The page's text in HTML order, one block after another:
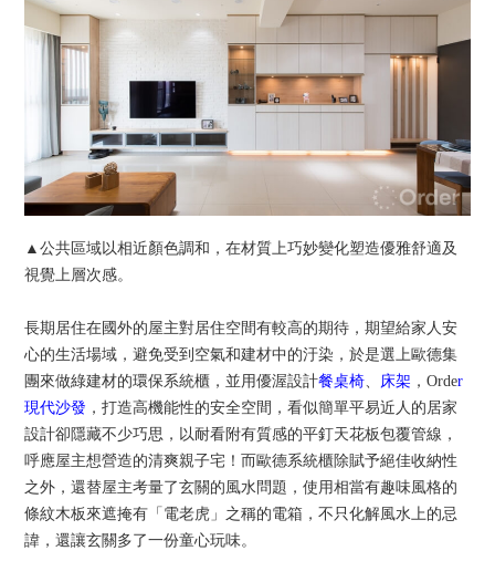
▲公共區域以相近顏色調和，在材質上巧妙變化塑造優雅舒適及
視覺上層次感。
長期居住在國外的屋主對居住空間有較高的期待，期望給家人安
心的生活場域，避免受到空氣和建材中的汙染，於是選上歐德集
團來做綠建材的環保系統櫃，並用優渥設計餐桌椅、 床架 ，Order
現代沙發 ，打造高機能性的安全空間，看似簡單平易近人的居家
設計卻隱藏不少巧思，以耐看附有質感的平釘天花板包覆管線，
呼應屋主想營造的清爽親子宅！而歐德系統櫃除賦予絕佳收納性
之外，還替屋主考量了玄關的風水問題，使用相當有趣味風格的
條紋木板來遮掩有「電老虎」之稱的電箱，不只化解風水上的忌
諱，還讓玄關多了一份童心玩味。